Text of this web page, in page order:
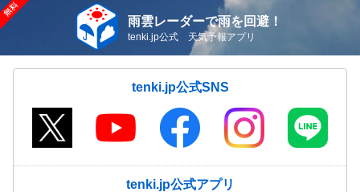
雨雲レーダーで雨を回避！
tenki.jp公式 天気予報アプリ
tenki.jp公式SNS
tenki.jp公式アプリ